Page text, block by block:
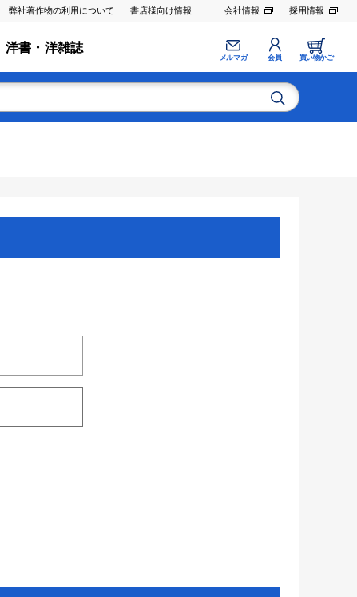
弊社著作物の利用について 書店様向け情報 会社情報 採用情報
洋書・洋雑誌
メルマガ 会員 買い物かご